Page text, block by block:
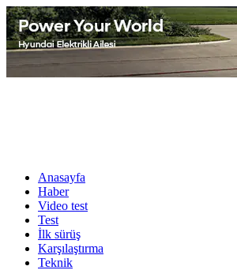
Anasayfa
Haber
Video test
Test
İlk sürüş
Karşılaştırma
Teknik